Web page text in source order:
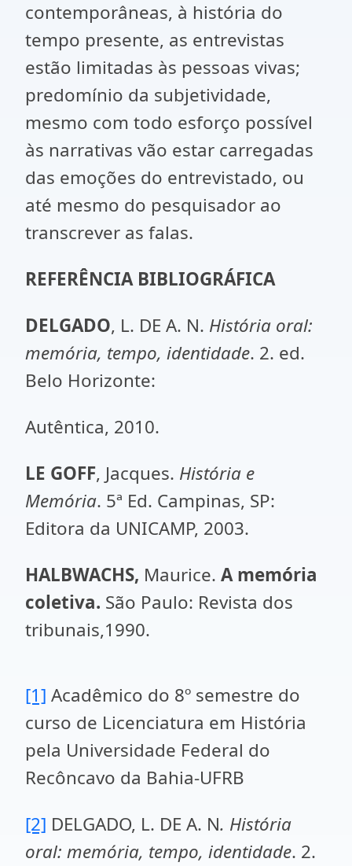
contemporâneas, à história do
tempo presente, as entrevistas
estão limitadas às pessoas vivas;
predomínio da subjetividade,
mesmo com todo esforço possível
às narrativas vão estar carregadas
das emoções do entrevistado, ou
até mesmo do pesquisador ao
transcrever as falas.
REFERÊNCIA BIBLIOGRÁFICA
DELGADO, L. DE A. N. História oral:
memória, tempo, identidade. 2. ed.
Belo Horizonte:
Autêntica, 2010.
LE GOFF, Jacques. História e
Memória. 5ª Ed. Campinas, SP:
Editora da UNICAMP, 2003.
HALBWACHS, Maurice. A memória
coletiva. São Paulo: Revista dos
tribunais,1990.
[1] Acadêmico do 8º semestre do
curso de Licenciatura em História
pela Universidade Federal do
Recôncavo da Bahia-UFRB
[2] DELGADO, L. DE A. N. História
oral: memória, tempo, identidade. 2.